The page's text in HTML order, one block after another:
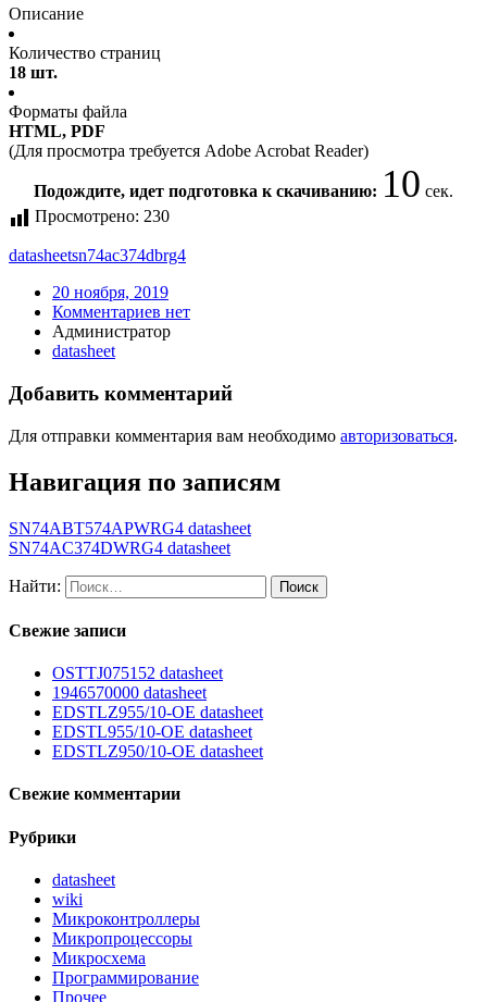
Описание
Количество страниц
18 шт.
Форматы файла
HTML, PDF
(Для просмотра требуется Adobe Acrobat Reader)
Подождите, идет подготовка к скачиванию: 10 сек.
Просмотрено: 230
datasheetsn74ac374dbrg4
20 ноября, 2019
Комментариев нет
Администратор
datasheet
Добавить комментарий
Для отправки комментария вам необходимо авторизоваться.
Навигация по записям
SN74ABT574APWRG4 datasheet
SN74AC374DWRG4 datasheet
Найти:
Свежие записи
OSTTJ075152 datasheet
1946570000 datasheet
EDSTLZ955/10-OE datasheet
EDSTL955/10-OE datasheet
EDSTLZ950/10-OE datasheet
Свежие комментарии
Рубрики
datasheet
wiki
Микроконтроллеры
Микропроцессоры
Микросхема
Программирование
Прочее